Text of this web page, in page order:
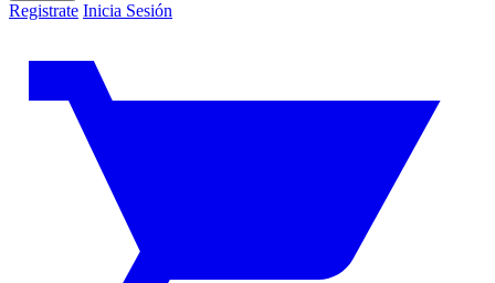
Registrate Inicia Sesión